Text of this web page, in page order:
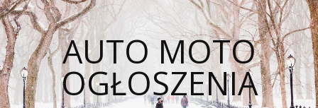
AUTO MOTO
OGŁOSZENIA